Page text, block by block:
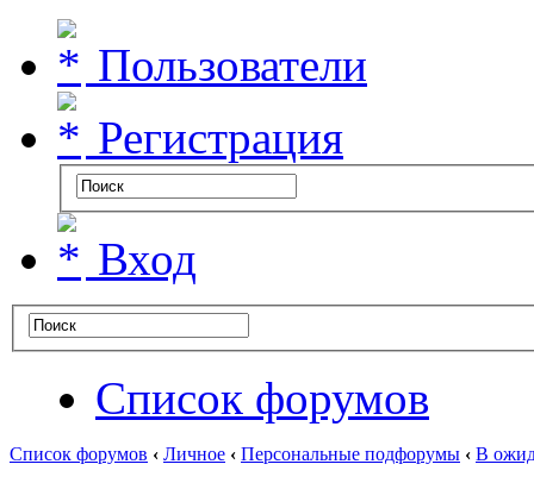
Пользователи
Регистрация
Вход
Список форумов
Список форумов ‹ Личное ‹ Персональные подфорумы ‹ В